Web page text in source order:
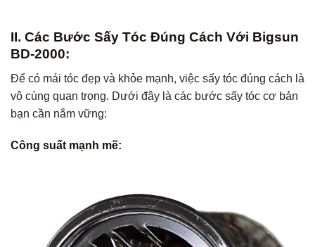
II. Các Bước Sấy Tóc Đúng Cách Với Bigsun
BD-2000:
Để có mái tóc đẹp và khỏe mạnh, việc sấy tóc đúng cách là
vô cùng quan trọng. Dưới đây là các bước sấy tóc cơ bản
bạn cần nắm vững:
Công suất mạnh mẽ: